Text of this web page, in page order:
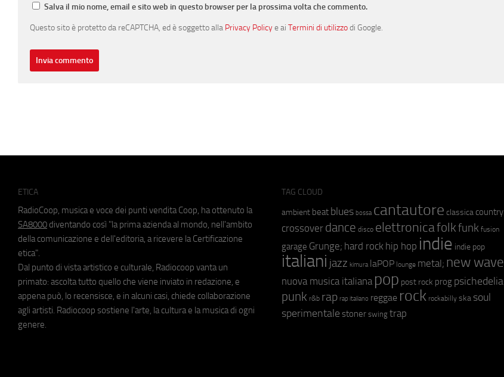
Salva il mio nome, email e sito web in questo browser per la prossima volta che commento.
Questo sito è protetto da reCAPTCHA, ed è soggetto alla Privacy Policye ai Termini di utilizzodi Google.
ETICA
RadioCoop, musica e voce dei punti vendita Coop, ha ottenuto la
SA8000 diventando così "la prima azienda al mondo, nell'ambito
della comunicazione e dell'editoria, a ricevere la Certificazione
etica".
Dal punto di vista artistico e culturale, Radiocoop vanta un
primato: ascolta tutto quello che viene inviato in redazione, e
appena può, lo recensisce, e in alcuni casi, chiede collaborazione
agli artisti. Radiocoop sostiene l'arte, la cultura e la musica di ogni
genere.
TAG CLOUD
ambient beat blues bossa cantautore classica country
crossover dance disco elettronicafolkfunk fusion
garage Grunge; hard rock hip hop indie indie pop
italiani jazz kimura laPOP lounge metal; new wave
nuova musica italiana pop post rock prog psichedelia
punk r&b rap rap italiano reggae rock rockabilly ska soul
sperimentale stoner swing trap